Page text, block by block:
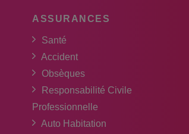
ASSURANCES
Santé
Accident
Obsèques
Responsabilité Civile
Professionnelle
Auto Habitation